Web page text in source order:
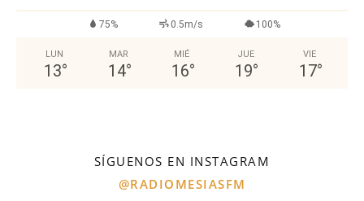
75% 0.5m/s 100%
LUN
13°
MAR
14°
MIÉ
16°
JUE
19°
VIE
17°
SÍGUENOS EN INSTAGRAM
@RADIOMESIASFM